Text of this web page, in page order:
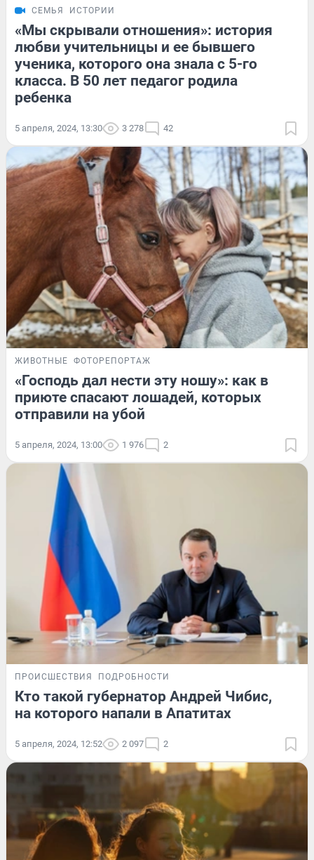
СЕМЬЯ ИСТОРИИ
«Мы скрывали отношения»: история
любви учительницы и ее бывшего
ученика, которого она знала с 5-го
класса. В 50 лет педагог родила
ребенка
5 апреля, 2024, 13:30 3 278 42
ЖИВОТНЫЕ ФОТОРЕПОРТАЖ
«Господь дал нести эту ношу»: как в
приюте спасают лошадей, которых
отправили на убой
5 апреля, 2024, 13:00 1 976 2
ПРОИСШЕСТВИЯ ПОДРОБНОСТИ
Кто такой губернатор Андрей Чибис,
на которого напали в Апатитах
5 апреля, 2024, 12:52 2 097 2